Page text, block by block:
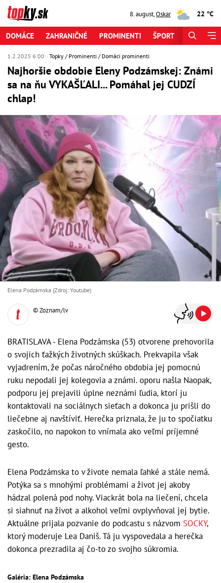
8. august,Oskar 22 °C
DOMÁCE ZAHRANIČNÉ PROMINENTI ŠPORT
1.2.2025 6:00 Topky Prominenti Domáci prominenti
Najhoršie obdobie Eleny Podzámskej: Známi
sa na ňu VYKAŠĽALI... Pomáhal jej CUDZÍ
chlap!
Elena Podzámska (Zdroj: Youtube)
© Zoznam/lv
BRATISLAVA - Elena Podzámska (53) otvorene prehovorila
o svojich ťažkých životných skúškach. Prekvapila však
vyjadrením, že počas náročného obdobia jej pomocnú
ruku nepodali jej kolegovia a známi. oporu našla Naopak,
podporu jej prejavili úplne neznámi ľudia, ktorí ju
kontaktovali na sociálnych sieťach a dokonca ju prišli do
liečebne aj navštíviť. Herečka priznala, že ju to spočiatku
zaskočilo, no napokon to vnímala ako veľmi príjemné
gesto.
Elena Podzámska to v živote nemala ľahké a stále nemá.
Potýka sa s mnohými problémami a život jej akoby
hádzal polená pod nohy. Viackrát bola na liečení, chcela
si siahnuť na život a alkohol veľmi ovplyvňoval jej bytie.
Aktuálne prijala pozvanie do podcastu s názvom SOCKY,
ktorý moderuje Lea Daniš. Tá ju vyspovedala a herečka
dokonca prezradila aj čo-to zo svojho súkromia.
Galéria: Elena Podzámska